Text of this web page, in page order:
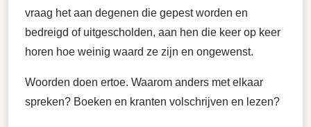
vraag het aan degenen die gepest worden en
bedreigd of uitgescholden, aan hen die keer op keer
horen hoe weinig waard ze zijn en ongewenst.
Woorden doen ertoe. Waarom anders met elkaar
spreken? Boeken en kranten volschrijven en lezen?